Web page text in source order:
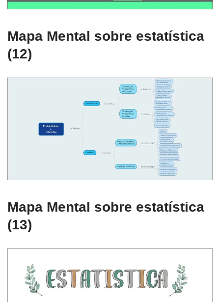
Mapa Mental sobre estatística
(12)
Mapa Mental sobre estatística
(13)